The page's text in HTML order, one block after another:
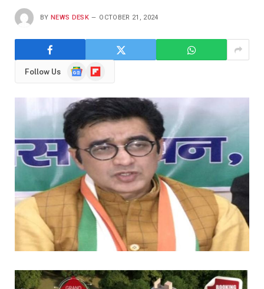
BY NEWS DESK OCTOBER 21, 2024
Follow Us
GoogleFlipboard